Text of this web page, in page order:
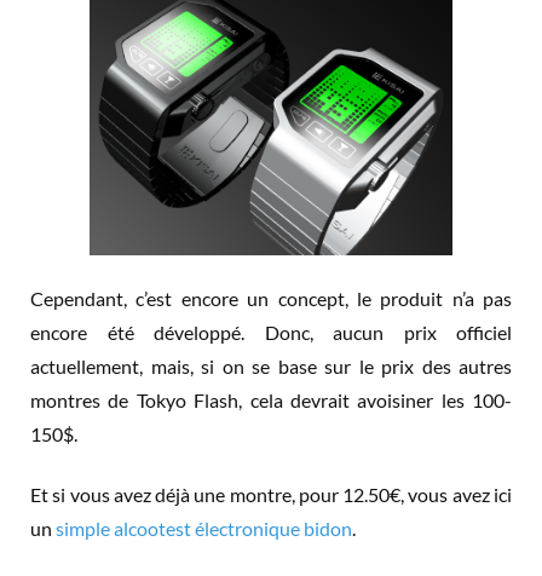
Cependant, c’est encore un concept, le produit n’a pas
encore été développé. Donc, aucun prix officiel
actuellement, mais, si on se base sur le prix des autres
montres de Tokyo Flash, cela devrait avoisiner les 100-
150$.
Et si vous avez déjà une montre, pour 12.50€, vous avez ici
un simple alcootest électronique bidon.